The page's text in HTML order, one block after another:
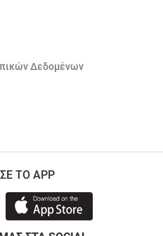
Δεδομένων
ΤΟ APP